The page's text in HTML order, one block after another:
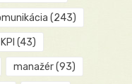
(243)
KPI (43)
manažér(93)